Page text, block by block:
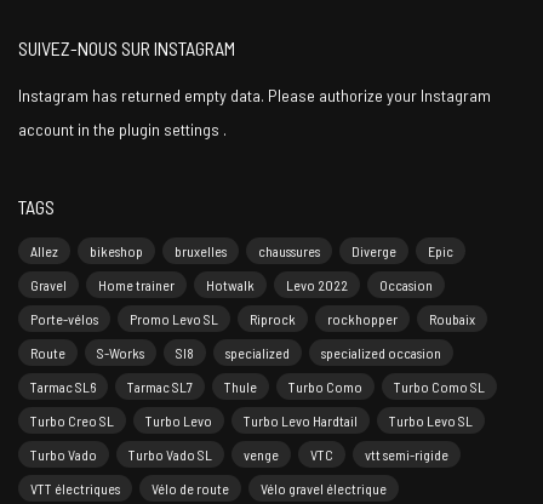
SUIVEZ-NOUS SUR INSTAGRAM
Instagram has returned empty data. Please authorize your Instagram
account in the plugin settings .
TAGS
Allez bikeshop bruxelles chaussures Diverge
Epic
Gravel
Home trainer Hotwalk Levo 2022
Occasion
Porte-vélos
Promo Levo SL Riprock rockhopper
Roubaix
Route
S-Works Sl8 specialized
specialized occasion
Tarmac SL6
Tarmac SL7 Thule Turbo Como
Turbo Como SL
Turbo Creo SL
Turbo Levo Turbo Levo Hardtail
Turbo Levo SL
Turbo Vado
Turbo Vado SL venge VTC
vtt semi-rigide
VTT électriques
Vélo de route Vélo gravel électrique